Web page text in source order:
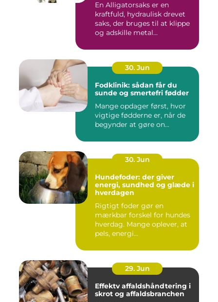
En Alligatorsaks er en
kraftfuld, hydraulisk drevet
saks, der bruges til at klippe
og adskille metal...
30. Jun
Fodklinik: sådan får du
sunde og smertefri fødder
Mange opdager først, hvor
vigtige fødderne er, når de
begynder at gøre on...
30. Jun
Hundefoder: der giver
energi, sundhed og glæde i
hverdagen
Rigtigt foder gør en
mærkbar forskel for hundes
hverdag. Mange oplever, at
pels, energi...
29. Jun
Effektv affaldshåndtering i
skrot og affaldsbranchen